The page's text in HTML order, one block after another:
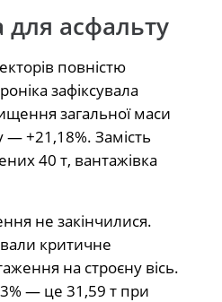
асфальту
повністю
зафіксувала
загальної маси
— +21,18%. Замість
40 т, вантажівка
не закінчилися.
критичне
на строєну вісь.
— це 31,59 т при